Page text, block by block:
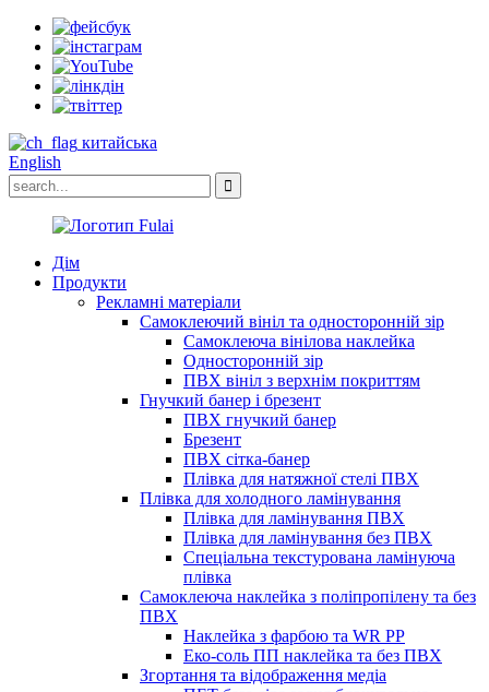
китайська
English
Дім
Продукти
Рекламні матеріали
Самоклеючий вініл та односторонній зір
Самоклеюча вінілова наклейка
Односторонній зір
ПВХ вініл з верхнім покриттям
Гнучкий банер і брезент
ПВХ гнучкий банер
Брезент
ПВХ сітка-банер
Плівка для натяжної стелі ПВХ
Плівка для холодного ламінування
Плівка для ламінування ПВХ
Плівка для ламінування без ПВХ
Спеціальна текстурована ламінуюча
плівка
Самоклеюча наклейка з поліпропілену та без
ПВХ
Наклейка з фарбою та WR PP
Еко-соль ПП наклейка та без ПВХ
Згортання та відображення медіа